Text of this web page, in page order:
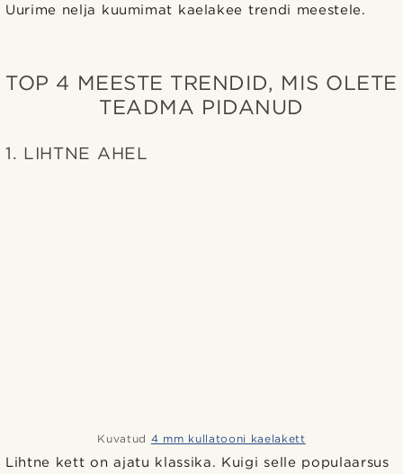
Uurime nelja kuumimat kaelakee trendi meestele.
TOP 4 MEESTE TRENDID, MIS OLETE
TEADMA PIDANUD
1. LIHTNE AHEL
Kuvatud 4 mm kullatooni kaelakett
Lihtne kett on ajatu klassika. Kuigi selle populaarsus